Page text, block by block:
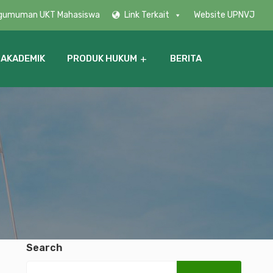
UKT Mahasiswa Link Terkait Website UPNVJ
PRODUK HUKUM BERITA
Search